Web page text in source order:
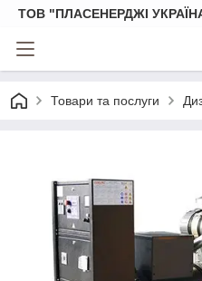
ТОВ "ПЛАСЕНЕРДЖІ
Товари та послуги